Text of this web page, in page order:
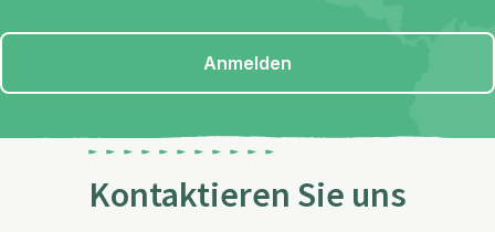
Anmelden
Kontaktieren Sie uns